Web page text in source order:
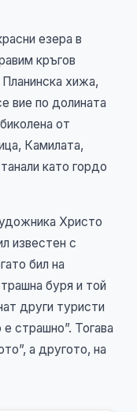
езера в
кръгов
хижа,
вие по долината
от
Камилата,
като гордо
Христо
известен с
бил на
буря и той
други туристи
страшно”. Тогава
а другото, на